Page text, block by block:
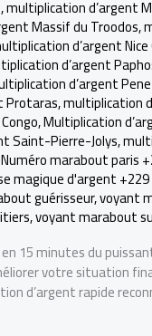
,multiplication d’argent
Massif du Troodos,
d’argent Nice
d’argent
d’argent
Protaras,multiplication
,Multiplication
Saint-Pierre-Jolys,
Numéro marabout paris
magique d'argent
guérisseur,voyant
,voyant marabout
15 minutes du
votre situation
d’argent rapide